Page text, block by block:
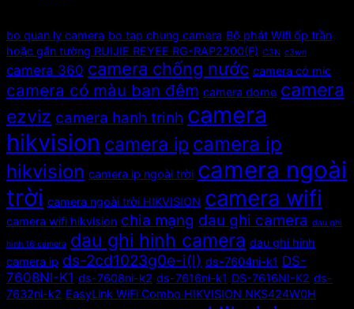
bo quan ly camera bo tap chung camera Bộ phát Wifi ốp trần
hoặc gắn tường RUIJIE REYEE RG-RAP2200(F) C3N c3wn
camera 360 camera chống nước camera có mic
camera có màu ban đêm camera dome camera
ezviz camera hanh trinh camera
hikvision camera ip camera ip
hikvision camera ip ngoài trời camera ngoài
trời camera ngoài trời HIKVISION camera wifi
camera wifi hikvision chia mạng dau ghi camera dau ghi
hinh 16 camera dau ghi hinh camera dau ghi hinh
camera ip ds-2cd1023g0e-i(l) ds-7604ni-k1 DS-
7608NI-K1 ds-7608ni-k2 ds-7616ni-k1 DS-7616NI-K2 ds-
7632ni-k2 EasyLink WiFi Combo HIKVISION NKS424W0H